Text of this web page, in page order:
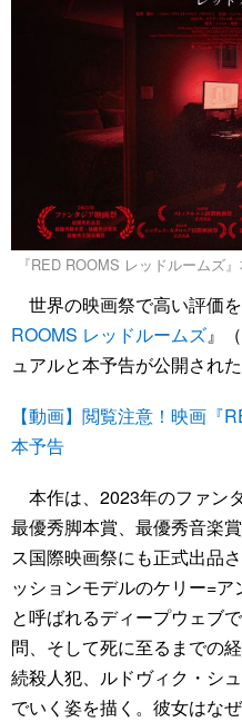
『RED ROOMS レッドルームズ
世界の映画祭で高い評価
ROOMS レッドルームズ』
ュアルと本予告が公開された
【動画】閲覧注意！映画『
本予告
本作は、2023年のファン
最優秀脚本賞、最優秀音楽
ス国際映画祭にも正式出品
ッションモデルのケリー=ア
と呼ばれるディープウェブ
問、そして死に至るまでの
続殺人犯、ルドヴィク・シ
でいく姿を描く。彼女はな